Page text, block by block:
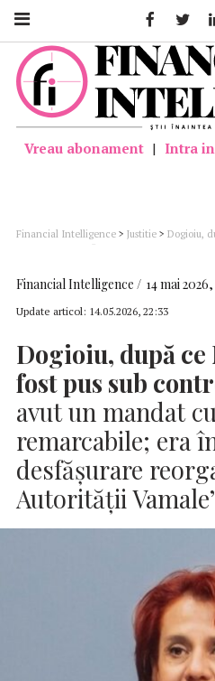
Vreau abonament | Intra
Financial Intelligence > Justitie > Dogioiu,
control judiciar: “A avut un mandat cu
Financial Intelligence 14 mai 2026,
Update articol: 14.05.2026, 22:33
Dogioiu, după ce
fost pus sub
avut un mandat
remarcabile; era
desfășurare
Autorității
FacebookTwitter